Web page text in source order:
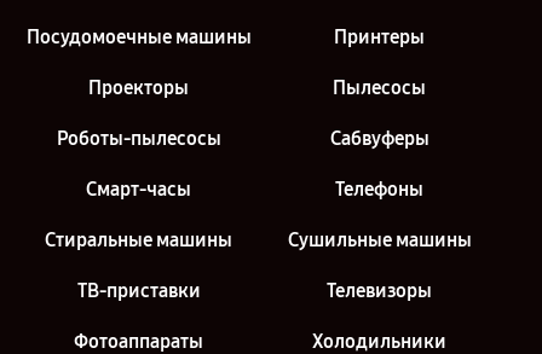
Посудомоечные машины Принтеры
Проекторы Пылесосы
Роботы-пылесосы Сабвуферы
Смарт-часы Телефоны
Стиральные машины Сушильные машины
ТВ-приставки Телевизоры
Фотоаппараты Холодильники